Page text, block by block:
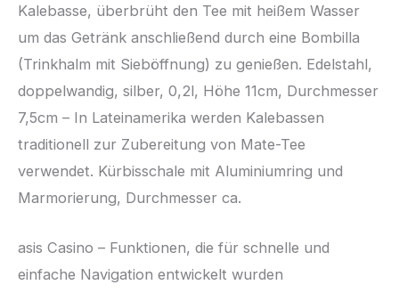
Kalebasse, überbrüht den Tee mit heißem Wasser
um das Getränk anschließend durch eine Bombilla
(Trinkhalm mit Sieböffnung) zu genießen. Edelstahl,
doppelwandig, silber, 0,2l, Höhe 11cm, Durchmesser
7,5cm – In Lateinamerika werden Kalebassen
traditionell zur Zubereitung von Mate-Tee
verwendet. Kürbisschale mit Aluminiumring und
Marmorierung, Durchmesser ca.
asis Casino – Funktionen, die für schnelle und
einfache Navigation entwickelt wurden